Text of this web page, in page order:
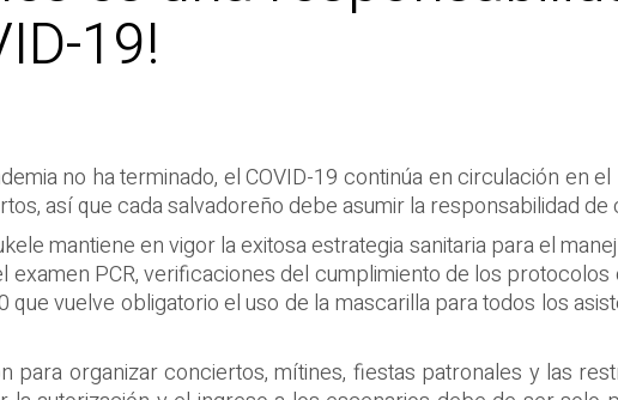
19!
no ha terminado, el COVID-19 continúa en circulación en
así que cada salvadoreño debe asumir la responsabilidad de
mantiene en vigor la exitosa estrategia sanitaria para el
PCR, verificaciones del cumplimiento de los
vuelve obligatorio el uso de la mascarilla para todos los
para organizar conciertos, mítines, fiestas patronales y las